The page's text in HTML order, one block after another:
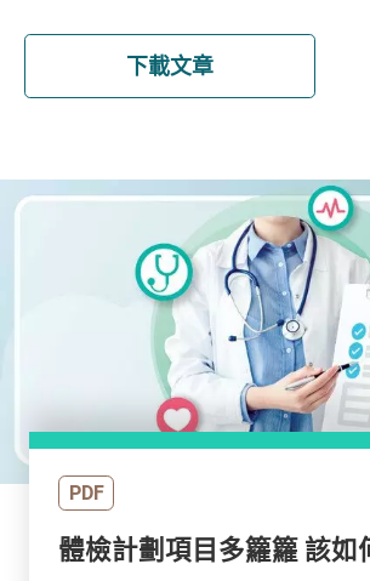
下載文章
PDF
體檢計劃項目多籮籮 該如